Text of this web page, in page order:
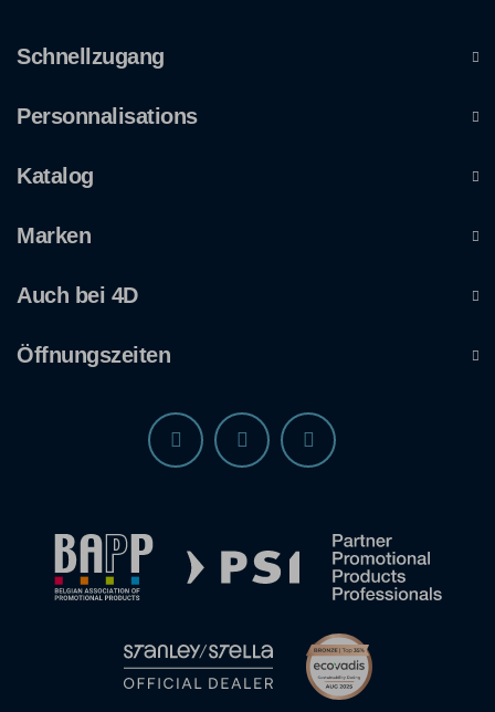
Schnellzugang
Personnalisations
Katalog
Marken
Auch bei 4D
Öffnungszeiten